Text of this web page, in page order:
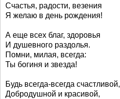
Счастья, радости, везения
Я желаю в день рождения!
А еще всех благ, здоровья
И душевного раздолья.
Помни, милая, всегда:
Ты богиня и звезда!
Будь всегда-всегда счастливой,
Добродушной и красивой,